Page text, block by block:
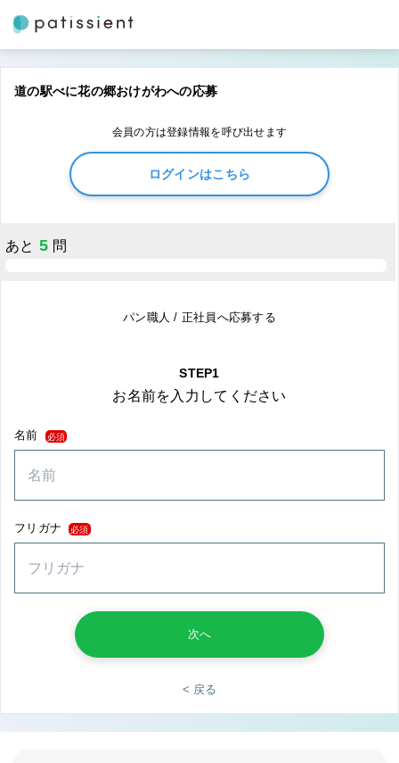
道の駅べに花の郷おけがわへの応募
会員の方は登録情報を呼び出せます
ログインはこちら
あと 5 問
パン職人 / 正社員へ応募する
STEP1
お名前を入力してください
名前 必須
フリガナ 必須
次へ
< 戻る